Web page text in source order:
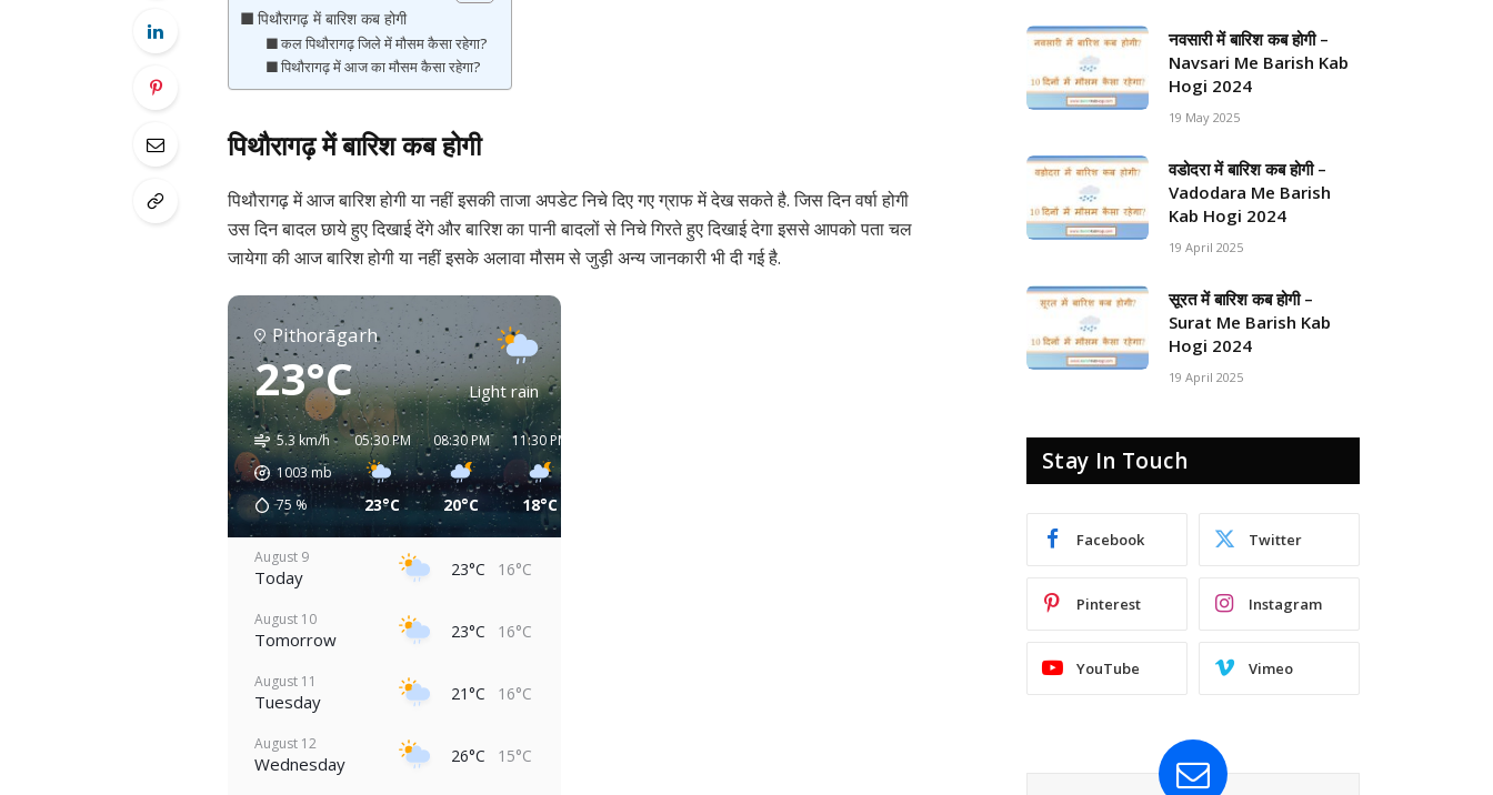
पिथौरागढ़ में बारिश कब होगी
कल पिथौरागढ़ जिले में मौसम कैसा रहेगा?
पिथौरागढ़ में आज का मौसम कैसा रहेगा?
पिथौरागढ़ में बारिश कब होगी
पिथौरागढ़ में आज बारिश होगी या नहीं इसकी ताजा अपडेट निचे दिए गए ग्राफ में देख सकते है. जिस दिन वर्षा होगी
उस दिन बादल छाये हुए दिखाई देंगे और बारिश का पानी बादलों से निचे गिरते हुए दिखाई देगा इससे आपको पता चल
जायेगा की आज बारिश होगी या नहीं इसके अलावा मौसम से जुड़ी अन्य जानकारी भी दी गई है.
Pithorāgarh
23°C Light rain
5.3 km/h
1003mb
75 %
05:30 PM
23°C
08:30 PM
20°C
11:30 PM
18°C
August 9
Today 23°C 16°C
August 10
Tomorrow 23°C 16°C
August 11
Tuesday 21°C 16°C
August 12
Wednesday 26°C 15°C
नवसारी में बारिश कब होगी –
Navsari Me Barish Kab
Hogi 2024
19 May 2025
वडोदरा में बारिश कब होगी –
Vadodara Me Barish
Kab Hogi 2024
19 April 2025
सूरत में बारिश कब होगी –
Surat Me Barish Kab
Hogi 2024
19 April 2025
Stay In Touch
Facebook Twitter
Pinterest Instagram
YouTube Vimeo